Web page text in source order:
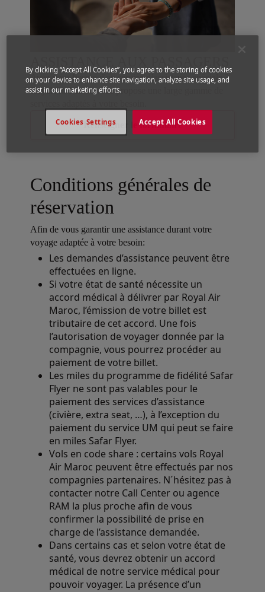
Avez-vous besoin d'un service d’assistance spéciale ?
Royal Air Maroc vous propose une large gamme de
Renseigner le formulaire
Conditions générales de
réservation
Afin de vous garantir une assistance durant votre
voyage adaptée à votre besoin:
Les demandes d’assistance peuvent être
effectuées en ligne.
Si votre état de santé nécessite un
accord médical à délivrer par Royal Air
Maroc, l’émission de votre billet est
tributaire de cet accord. Une fois
l’autorisation de voyager donnée par la
compagnie, vous pourrez procéder au
paiement de votre billet.
Les miles du programme de fidélité Safar
Flyer ne sont pas valables pour le
paiement des services d’assistance
(civière, extra seat, …), à l’exception du
paiement du service UM qui peut se faire
en miles Safar Flyer.
Vols en code share : certains vols Royal
Air Maroc peuvent être effectués par nos
compagnies partenaires. N´hésitez pas à
contacter notre Call Center ou agence
RAM la plus proche afin de vous
confirmer la possibilité de prise en
charge de l’assistance demandée.
Dans certains cas et selon votre état de
santé, vous devrez obtenir un accord
médical de notre service médical pour
pouvoir voyager. La présence d’un
By clicking “Accept All Cookies”, you agree to the storing of cookies
on your device to enhance site navigation, analyze site usage, and
assist in our marketing efforts.
Accept All Cookies
Cookies Settings